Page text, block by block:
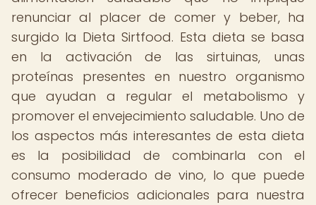
renunciar al placer de comer y beber, ha
surgido la Dieta Sirtfood. Esta dieta se basa
en la activación de las sirtuinas, unas
proteínas presentes en nuestro organismo
que ayudan a regular el metabolismo y
promover el envejecimiento saludable. Uno de
los aspectos más interesantes de esta dieta
es la posibilidad de combinarla con el
consumo moderado de vino, lo que puede
ofrecer beneficios adicionales para nuestra